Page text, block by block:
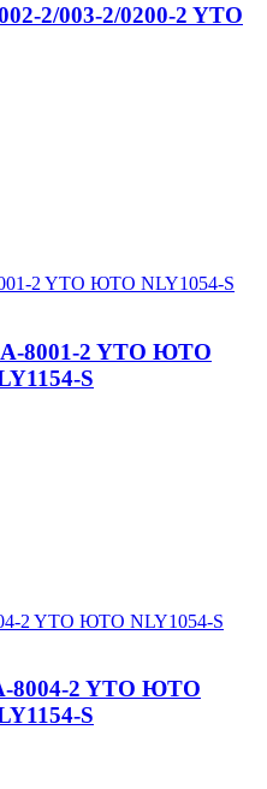
2/003-2/0200-2 YTO
8001-2 YTO ЮТО
S
8004-2 YTO ЮТО
S